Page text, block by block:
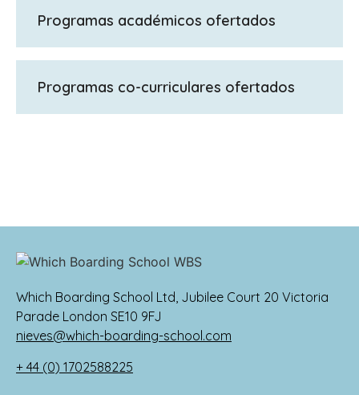
Programas académicos ofertados
GCSEs, A-Levels
Programas co-curriculares ofertados
de tenis y esgrima fuera del horario escolar,
incluyendo un viaje anual de esquí a Francia
y unas vacaciones de excursión en pony.
Alumnos de todas las edades pueden
participar en las artes escénicas, actuando,
Which Boarding School Ltd, Jubilee Court 20 Victoria
Parade London SE10 9FJ
nieves@which-boarding-school.com
+ 44 (0) 1702588225